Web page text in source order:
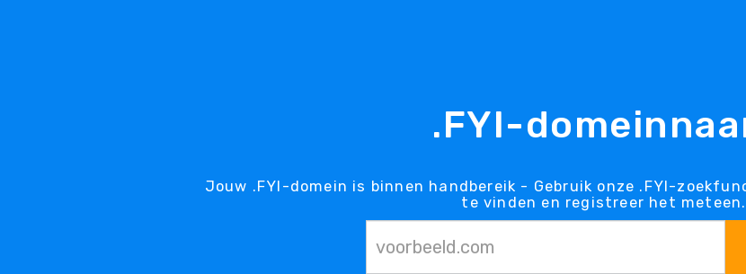
.FYI-
Jouw .FYI-domein is binnen handbereik - Gebruik onze .FYI-
te vinden en registreer het meteen.